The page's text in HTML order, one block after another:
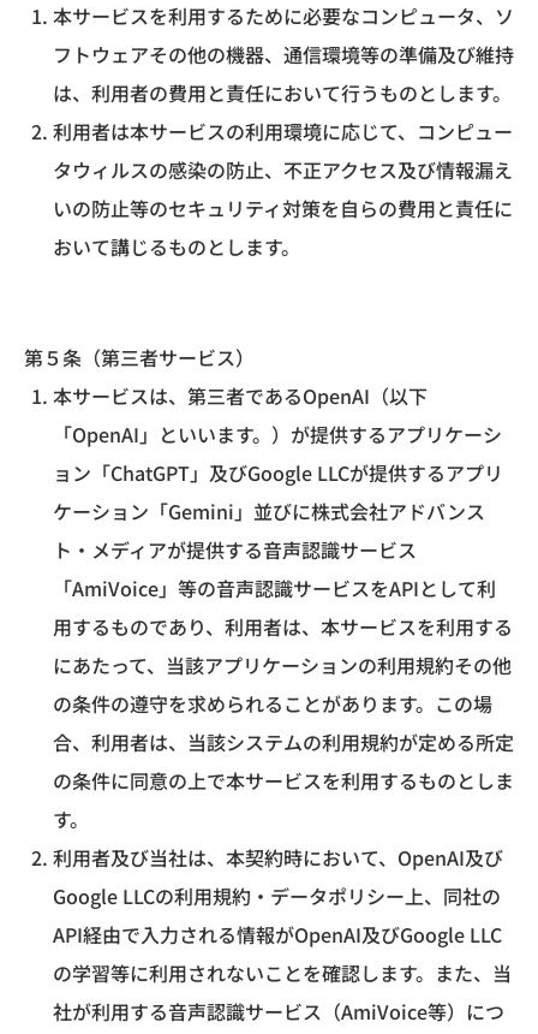
本サービスを利用するために必要なコンピュータ、ソ
フトウェアその他の機器、通信環境等の準備及び維持
は、利用者の費用と責任において行うものとします。
利用者は本サービスの利用環境に応じて、コンピュー
タウィルスの感染の防止、不正アクセス及び情報漏え
いの防止等のセキュリティ対策を自らの費用と責任に
おいて講じるものとします。
第５条（第三者サービス）
本サービスは、第三者であるOpenAI（以下
「OpenAI」といいます。）が提供するアプリケーシ
ョン「ChatGPT」及びGoogle LLCが提供するアプリ
ケーション「Gemini」並びに株式会社アドバンス
ト・メディアが提供する音声認識サービス
「AmiVoice」等の音声認識サービスをAPIとして利
用するものであり、利用者は、本サービスを利用する
にあたって、当該アプリケーションの利用規約その他
の条件の遵守を求められることがあります。この場
合、利用者は、当該システムの利用規約が定める所定
の条件に同意の上で本サービスを利用するものとしま
す。
利用者及び当社は、本契約時において、OpenAI及び
Google LLCの利用規約・データポリシー上、同社の
API経由で入力される情報がOpenAI及びGoogle LLC
の学習等に利用されないことを確認します。また、当
社が利用する音声認識サービス（AmiVoice等）につ